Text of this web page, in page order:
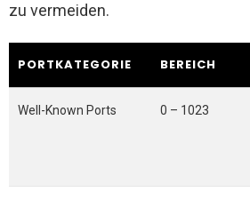
zu vermeiden.
PORTKATEGORIE BEREICH
Well-Known Ports 0 – 1023